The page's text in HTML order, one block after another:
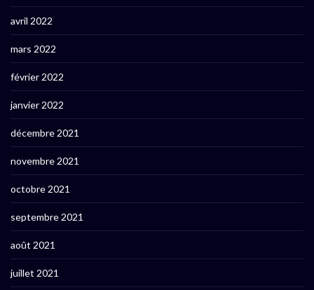
avril 2022
mars 2022
février 2022
janvier 2022
décembre 2021
novembre 2021
octobre 2021
septembre 2021
août 2021
juillet 2021